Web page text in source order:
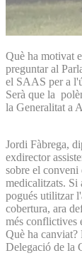
Què ha motivat
preguntar al
el SAAS per a
Serà que la
la Generalitat a
Jordi Fàbrega,
exdirector
sobre el
medicalitzats. Si
pogués utilitzar
cobertura, ara
més conflictives
Què ha canviat?
Delegació de la